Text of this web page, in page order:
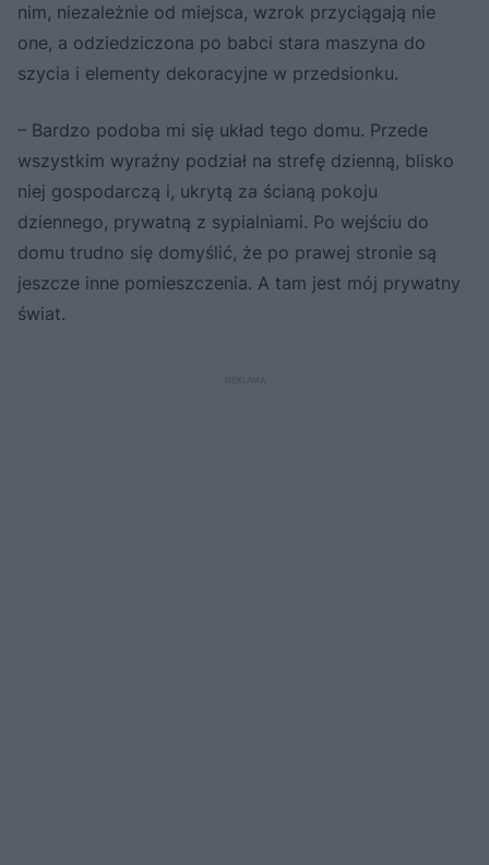
nim, niezależnie od miejsca, wzrok przyciągają nie
one, a odziedziczona po babci stara maszyna do
szycia i elementy dekoracyjne w przedsionku.
– Bardzo podoba mi się układ tego domu. Przede
wszystkim wyraźny podział na strefę dzienną, blisko
niej gospodarczą i, ukrytą za ścianą pokoju
dziennego, prywatną z sypialniami. Po wejściu do
domu trudno się domyślić, że po prawej stronie są
jeszcze inne pomieszczenia. A tam jest mój prywatny
świat.